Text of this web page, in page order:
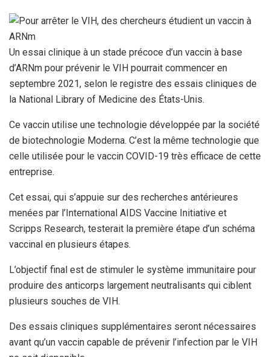
Un essai clinique à un stade précoce d’un vaccin à base
d’ARNm pour prévenir le VIH pourrait commencer en
septembre 2021, selon le registre des essais cliniques de
la National Library of Medicine des États-Unis.
Ce vaccin utilise une technologie développée par la société
de biotechnologie Moderna. C’est la même technologie que
celle utilisée pour le vaccin COVID-19 très efficace de cette
entreprise.
Cet essai, qui s’appuie sur des recherches antérieures
menées par l’International AIDS Vaccine Initiative et
Scripps Research, testerait la première étape d’un schéma
vaccinal en plusieurs étapes.
L’objectif final est de stimuler le système immunitaire pour
produire des anticorps largement neutralisants qui ciblent
plusieurs souches de VIH.
Des essais cliniques supplémentaires seront nécessaires
avant qu’un vaccin capable de prévenir l’infection par le VIH